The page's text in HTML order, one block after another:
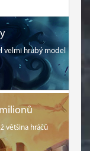
velmi hrubý model
většina hráčů